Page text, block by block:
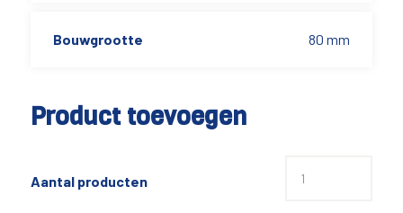
Product toevoegen
Aantal producten
Bouwgrootte 80 mm